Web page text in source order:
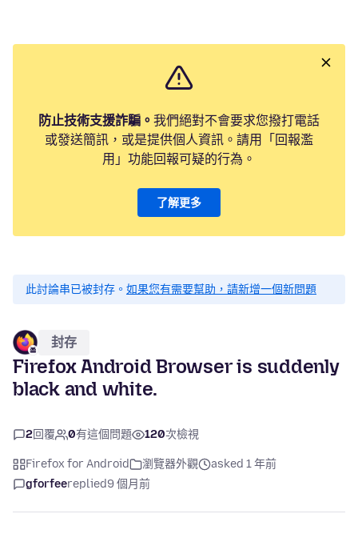
防止技術支援詐騙。 我們絕對不會要求您撥打電話
或發送簡訊，或是提供個人資訊。請用「回報濫
用」功能回報可疑的行為。
了解更多
此討論串已被封存。 如果您有需要幫助，請新增一個新問題
封存
Firefox Android Browser is suddenly
black and white.
2回覆 0有這個問題 120次檢視
Firefox for Android 瀏覽器外觀
asked 1 年前
gforfeereplied9 個月前